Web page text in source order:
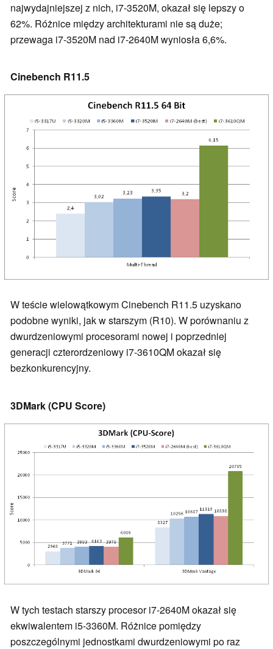
najwydajniejszej z nich, i7-3520M, okazał się lepszy o
62%. Różnice między architekturami nie są duże;
przewaga i7-3520M nad i7-2640M wyniosła 6,6%.
Cinebench R11.5
W teście wielowątkowym Cinebench R11.5 uzyskano
podobne wyniki, jak w starszym (R10). W porównaniu z
dwurdzeniowymi procesorami nowej i poprzedniej
generacji czterordzeniowy i7-3610QM okazał się
bezkonkurencyjny.
3DMark (CPU Score)
W tych testach starszy procesor i7-2640M okazał się
ekwiwalentem i5-3360M. Różnice pomiędzy
poszczególnymi jednostkami dwurdzeniowymi po raz